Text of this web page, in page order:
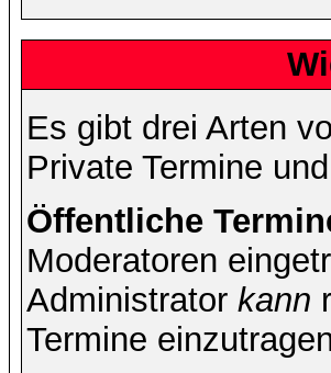
Es gibt drei Arten
Private Termine
Öffentliche
Moderatoren
Administrator kann
Termine